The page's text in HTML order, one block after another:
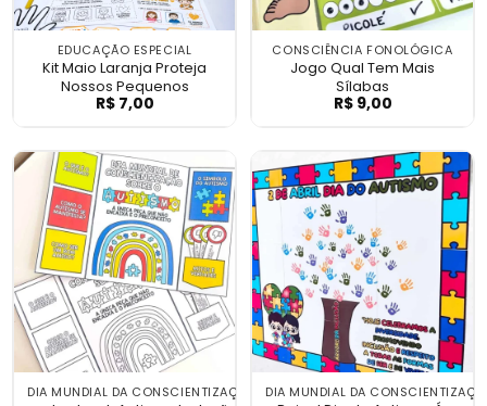
EDUCAÇÃO ESPECIAL
Kit Maio Laranja Proteja
Nossos Pequenos
Kit Maio Laranja Proteja Nossos Pequenos
R$7,00
CONSCIÊNCIA FONOLÓGICA
Jogo Qual Tem Mais
Sílabas
Jogo Qual Tem
R$9,00
DIA MUNDIAL DA CONSCIENTIZAÇÃO DO AUTISMO
DIA MUNDIAL DA